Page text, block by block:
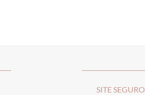
SITE SEGURO